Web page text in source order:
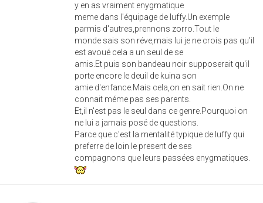
y en as vraiment enygmatique
meme dans l'équipage de luffy.Un exemple
parmis d'autres,prennons zorro.Tout le
monde sais son réve,mais lui je ne crois pas qu'il
est avoué cela a un seul de se
amis.Et puis son bandeau noir supposerait qu'il
porte encore le deuil de kuina son
amie d'enfance.Mais cela,on en sait rien.On ne
connait méme pas ses parents.
Et,il n'est pas le seul dans ce genre.Pourquoi on
ne lui a jamais posé de questions.
Parce que c'est la mentalité typique de luffy qui
preferre de loin le present de ses
compagnons que leurs passées enygmatiques.